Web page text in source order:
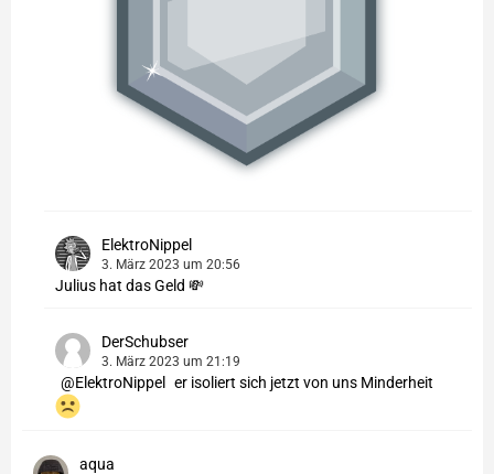
ElektroNippel
3. März 2023 um 20:56
Julius hat das Geld 💸
DerSchubser
3. März 2023 um 21:19
ElektroNippel er isoliert sich jetzt von uns Minderheit
aqua